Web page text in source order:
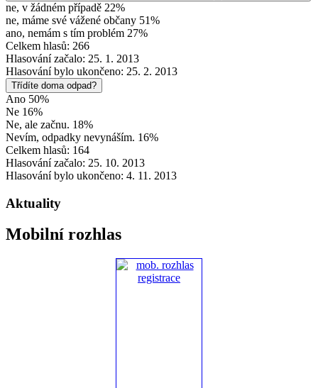
ne, v žádném případě 22%
ne, máme své vážené občany 51%
ano, nemám s tím problém 27%
Celkem hlasů: 266
Hlasování začalo: 25. 1. 2013
Hlasování bylo ukončeno: 25. 2. 2013
Třídíte doma odpad?
Ano 50%
Ne 16%
Ne, ale začnu. 18%
Nevím, odpadky nevynáším. 16%
Celkem hlasů: 164
Hlasování začalo: 25. 10. 2013
Hlasování bylo ukončeno: 4. 11. 2013
Aktuality
Mobilní rozhlas